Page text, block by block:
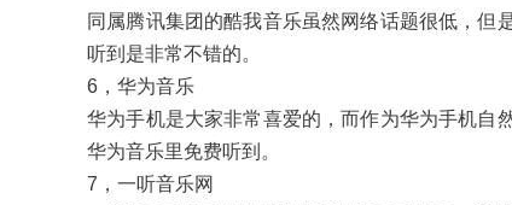
同属腾讯集团的酷我音乐虽然网络话题很低，但
听到是非常不错的。
6，华为音乐
华为手机是大家非常喜爱的，而作为华为手机自
华为音乐里免费听到。
7，一听音乐网